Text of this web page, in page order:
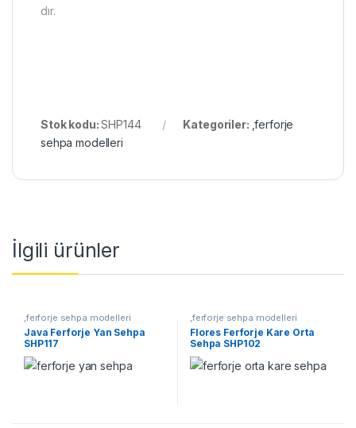
dır.
Stok kodu:SHP144 Kategoriler: ,ferforje
sehpa modelleri
İlgili ürünler
,ferforje sehpa modelleri
Java Ferforje Yan Sehpa
SHP117
,ferforje sehpa modelleri
Flores Ferforje Kare Orta
Sehpa SHP102